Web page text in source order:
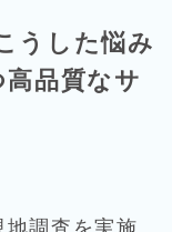
うした悩み
品質なサ
地調査を実施